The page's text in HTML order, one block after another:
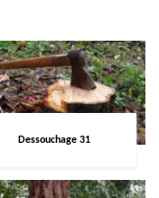
Dessouchage 31